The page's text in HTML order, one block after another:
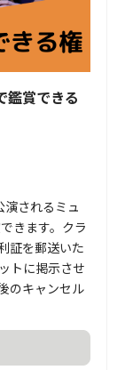
鑑賞できる
されるミュ
きます。クラ
証を郵送いた
トに掲示させ
のキャンセル